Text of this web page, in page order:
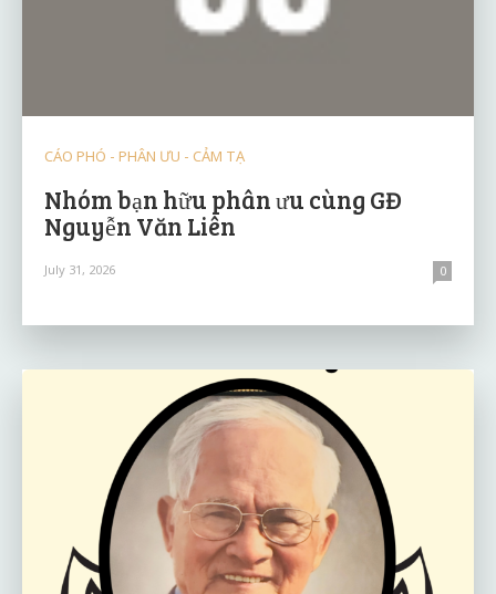
CÁO PHÓ - PHÂN ƯU - CẢM TẠ
Nhóm bạn hữu phân ưu cùng GĐ
Nguyễn Văn Liên
July 31, 2026 0